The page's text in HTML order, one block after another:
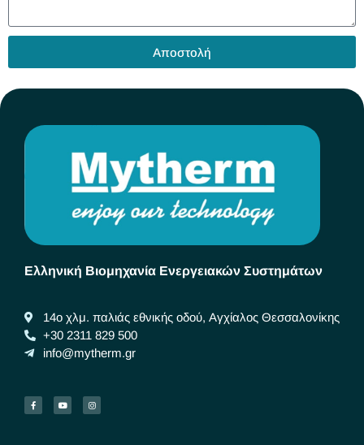
Αποστολή
Ελληνική Βιομηχανία Ενεργειακών Συστημάτων
14ο χλμ. παλιάς εθνικής οδού, Αγχίαλος Θεσσαλονίκης
+30 2311 829 500
info@mytherm.gr